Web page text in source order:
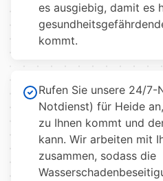
es ausgiebig, damit es
kommt.
Rufen Sie unsere 24/
Notdienst) für Heide
zu Ihnen kommt und
kann. Wir arbeiten mit
zusammen, sodass die